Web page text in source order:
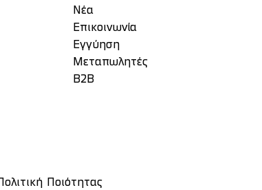
Νέα
Επικοινωνία
Eγγύηση
Μεταπωλητές
Β2Β
Πολιτική Ποιότητας